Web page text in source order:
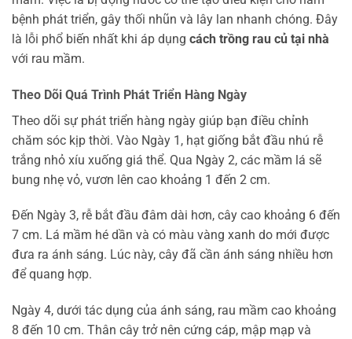
bệnh phát triển, gây thối nhũn và lây lan nhanh chóng. Đây
là lỗi phổ biến nhất khi áp dụng cách trồng rau củ tại nhà
với rau mầm.
Theo Dõi Quá Trình Phát Triển Hàng Ngày
Theo dõi sự phát triển hàng ngày giúp bạn điều chỉnh
chăm sóc kịp thời. Vào Ngày 1, hạt giống bắt đầu nhú rễ
trắng nhỏ xíu xuống giá thể. Qua Ngày 2, các mầm lá sẽ
bung nhẹ vỏ, vươn lên cao khoảng 1 đến 2 cm.
Đến Ngày 3, rễ bắt đầu đâm dài hơn, cây cao khoảng 6 đến
7 cm. Lá mầm hé dần và có màu vàng xanh do mới được
đưa ra ánh sáng. Lúc này, cây đã cần ánh sáng nhiều hơn
để quang hợp.
Ngày 4, dưới tác dụng của ánh sáng, rau mầm cao khoảng
8 đến 10 cm. Thân cây trở nên cứng cáp, mập mạp và